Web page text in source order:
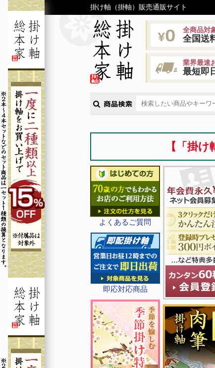
掛け軸（掛軸）販売通販サイト
全商品対
全国送
業界最速
最短即
【「掛
よくあるご質問
即応対応商品